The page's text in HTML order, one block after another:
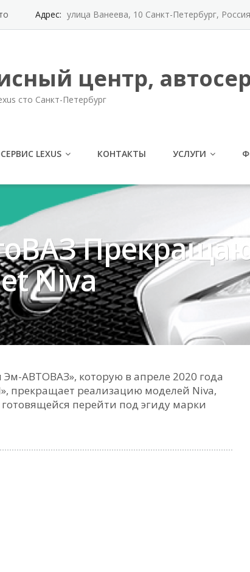
Адрес: улица Ванеева, 10 Санкт-Петербург, Россия
центр,
сто Санкт-Петербург
LEXUS КОНТАКТЫ УСЛУГИ
Niva
АВТОВАЗ», которую в апреле 2020 года
реализацию моделей Niva,
перейти под эгиду марки